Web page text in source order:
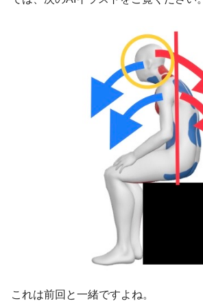
これは前回と一緒ですよね。